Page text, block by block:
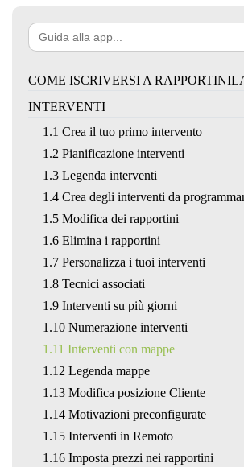
Search
for:
COME ISCRIVERSI A
INTERVENTI
1.1 Crea il tuo primo intervento
1.2 Pianificazione interventi
1.3 Legenda interventi
1.4 Crea degli interventi da
1.5 Modifica dei rapportini
1.6 Elimina i rapportini
1.7 Personalizza i tuoi interventi
1.8 Tecnici associati
1.9 Interventi su più giorni
1.10 Numerazione interventi
1.11 Interventi con mappe
1.12 Legenda mappe
1.13 Modifica posizione Cliente
1.14 Motivazioni preconfigurate
1.15 Interventi in Remoto
1.16 Imposta prezzi nei rapportini